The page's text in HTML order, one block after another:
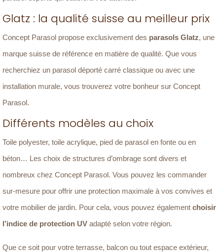
Glatz : la qualité suisse au meilleur prix
Concept Parasol propose exclusivement des parasols Glatz, une
marque suisse de référence en matière de qualité. Que vous
recherchiez un parasol déporté carré classique ou avec une
installation murale, vous trouverez votre bonheur sur Concept
Parasol.
Différents modèles au choix
Toile polyester, toile acrylique, pied de parasol en fonte ou en
béton… Les choix de structures d’ombrage sont divers et
nombreux chez Concept Parasol. Vous pouvez les commander
sur-mesure pour offrir une protection maximale à vos convives et
votre mobilier de jardin. Pour cela, vous pouvez également choisir
l’indice de protection UV adapté selon votre région.
Que ce soit pour votre terrasse, balcon ou tout espace extérieur,